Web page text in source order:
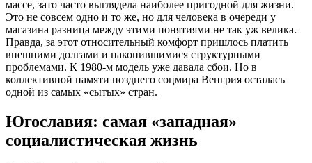
массе, зато часто выглядела наиболее пригодной для жизни.
Это не совсем одно и то же, но для человека в очереди у
магазина разница между этими понятиями не так уж велика.
Правда, за этот относительный комфорт пришлось платить
внешними долгами и накопившимися структурными
проблемами. К 1980-м модель уже давала сбои. Но в
коллективной памяти позднего соцмира Венгрия осталась
одной из самых «сытых» стран.
Югославия: самая «западная»
социалистическая жизнь